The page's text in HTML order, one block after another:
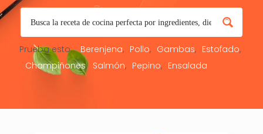
Prueba esto: Berenjena Pollo Gambas
Estofado
Champiñones
Salmón Pepino Ensalada